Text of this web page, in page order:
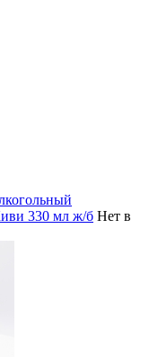
330 мл ж/б Нет в